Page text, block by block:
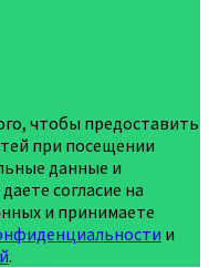
чтобы предоставить
при посещении
данные и
согласие на
и принимаете
и
.